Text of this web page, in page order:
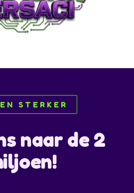
STERKER
naar de 2